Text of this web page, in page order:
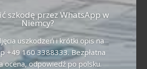
szkodę przez WhatsApp w
Niemcy?
uszkodzeń i krótki opis na
+49 160 3388333. Bezpłatna
ocena, odpowiedź po polsku.